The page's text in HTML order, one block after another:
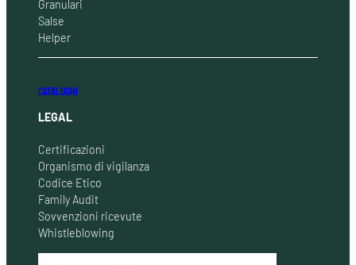
Granulari
Salse
Helper
CATALOGHI
LEGAL
Certificazioni
Organismo di vigilanza
Codice Etico
Family Audit
Sovvenzioni ricevute
Whistleblowing